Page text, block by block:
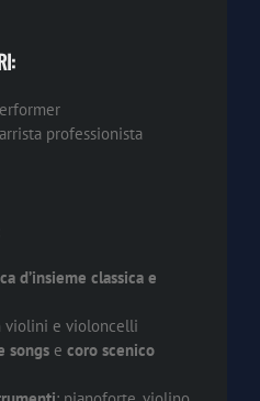
professionista
d’insieme classica e
violini e violoncelli
songs e coro scenico